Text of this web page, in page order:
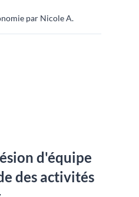
par Nicole A.
d'équipe
des activités